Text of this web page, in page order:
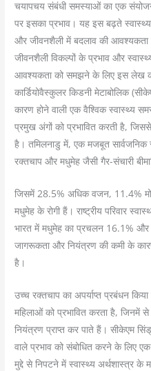
चयापचय संबंधी समस्याओं का एक
पर इसका प्रभाव। यह इस बढ़ते
और जीवनशैली में बदलाव की आवश्यकता
जीवनशैली विकल्पों के प्रभाव और
आवश्यकता को समझने के लिए इस लेख
कार्डियोवैस्कुलर किडनी मेटाबोलिक
कारण होने वाली एक वैश्विक स्वास्थ्य
प्रमुख अंगों को प्रभावित करती है,
है। तमिलनाडु में, एक मजबूत सार्वजनिक
रक्तचाप और मधुमेह जैसी गैर-संचारी
जिसमें 28.5% अधिक वजन, 11.4%
मधुमेह के रोगी हैं। राष्ट्रीय परिवार
भारत में मधुमेह का प्रचलन 16.1% और
जागरूकता और नियंत्रण की कमी के
है।
उच्च रक्तचाप का अपर्याप्त प्रबंधन
महिलाओं को प्रभावित करता है, जिनमें
नियंत्रण प्राप्त कर पाते हैं। सीकेएम
वाले प्रभाव को संबोधित करने के लिए
मुद्दे से निपटने में स्वास्थ्य अर्थशास्त्र के